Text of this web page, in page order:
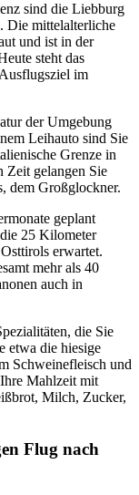
sind die Liebburg
Die mittelalterliche
und ist in der
steht das
im
der Umgebung
Leihauto sind Sie
Grenze in
Zeit gelangen Sie
dem Großglockner.
geplant
25 Kilometer
erwartet.
mehr als 40
auch in
die Sie
etwa die hiesige
Schweinefleisch und
Mahlzeit mit
Milch, Zucker,
Flug nach